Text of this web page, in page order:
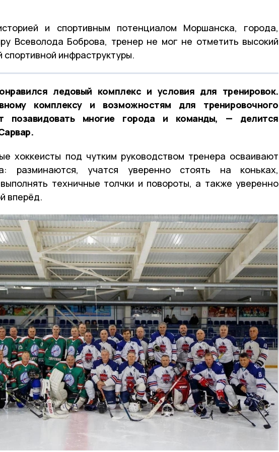
и спортивным потенциалом Моршанска, города,
Всеволода Боброва, тренер не мог не отметить высокий
спортивной инфраструктуры.
ледовый комплекс и условия для тренировок.
комплексу и возможностям для тренировочного
позавидовать многие города и команды, — делится
хоккеисты под чутким руководством тренера осваивают
разминаются, учатся уверенно стоять на коньках,
техничные толчки и повороты, а также уверенно
вперёд.